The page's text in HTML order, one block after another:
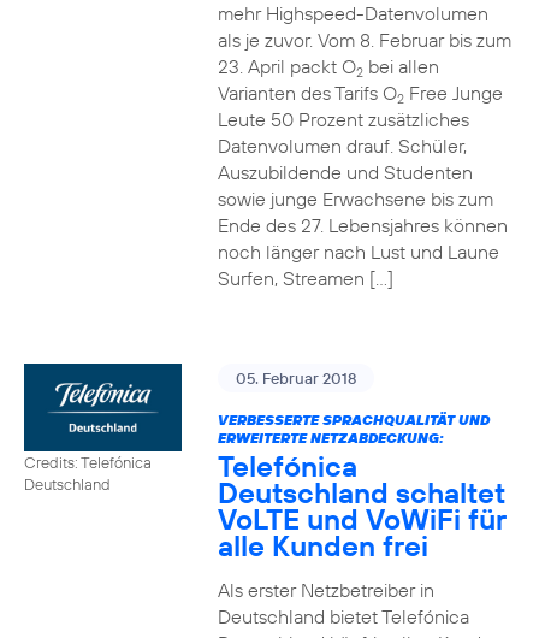
mehr Highspeed-Datenvolumen
als je zuvor. Vom 8. Februar bis zum
23. April packt O2bei allen
Varianten des Tarifs O2Free Junge
Leute 50 Prozent zusätzliches
Datenvolumen drauf. Schüler,
Auszubildende und Studenten
sowie junge Erwachsene bis zum
Ende des 27. Lebensjahres können
noch länger nach Lust und Laune
Surfen, Streamen […]
Credits: Telefónica
Deutschland
05. Februar 2018
VERBESSERTE SPRACHQUALITÄT UND
ERWEITERTE NETZABDECKUNG:
Telefónica
Deutschland schaltet
VoLTE und VoWiFi für
alle Kunden frei
Als erster Netzbetreiber in
Deutschland bietet Telefónica